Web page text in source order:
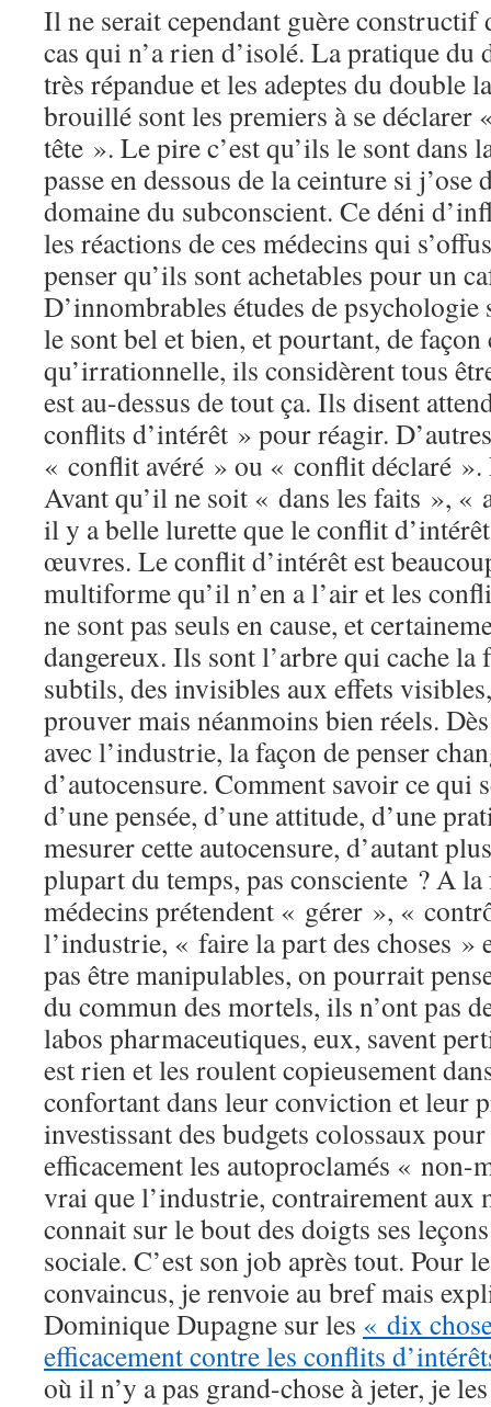
Il ne serait cependant guère constructif
cas qui n’a rien d’isolé. La pratique du
très répandue et les adeptes du double
brouillé sont les premiers à se déclarer
tête ». Le pire c’est qu’ils le sont dans
passe en dessous de la ceinture si j’ose
domaine du subconscient. Ce déni
les réactions de ces médecins qui
penser qu’ils sont achetables pour un
D’innombrables études de
le sont bel et bien, et pourtant, de
qu’irrationnelle, ils considèrent tous
est au-dessus de tout ça. Ils disent
conflits d’intérêt » pour réagir.
« conflit avéré » ou « conflit déclaré ».
Avant qu’il ne soit « dans les faits », «
il y a belle lurette que le conflit
œuvres. Le conflit d’intérêt est
multiforme qu’il n’en a l’air et les
ne sont pas seuls en cause, et
dangereux. Ils sont l’arbre qui cache
subtils, des invisibles aux effets
prouver mais néanmoins bien réels.
avec l’industrie, la façon de penser
d’autocensure. Comment savoir ce qui
d’une pensée, d’une attitude, d’une
mesurer cette autocensure, d’autant
plupart du temps, pas consciente ? A la
médecins prétendent « gérer », «
l’industrie, « faire la part des choses »
pas être manipulables, on pourrait
du commun des mortels, ils n’ont pas
labos pharmaceutiques, eux, savent
est rien et les roulent copieusement
confortant dans leur conviction et leur
investissant des budgets colossaux
efficacement les autoproclamés « non-
vrai que l’industrie, contrairement aux
connait sur le bout des doigts ses
sociale. C’est son job après tout. Pour
convaincus, je renvoie au bref mais
Dominique Dupagne sur les « dix
efficacement contre les conflits
où il n’y a pas grand-chose à jeter, je